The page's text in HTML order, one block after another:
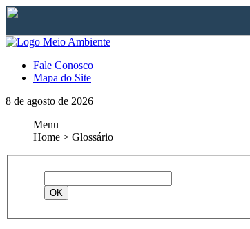
Fale Conosco
Mapa do Site
8 de agosto de 2026
Menu
Home > Glossário